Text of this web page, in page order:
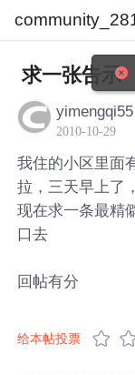
社区
求一张告示
yimengqi55
2010-10-29
我住的小区里面
拉，三天早上了
现在求一条最精
口去
回帖有分
给本帖投票